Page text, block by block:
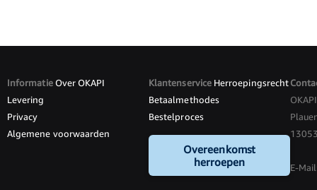
Informatie Over OKAPI
Levering
Privacy
Algemene voorwaarden
Klantenservice Herroepingsrecht
Betaalmethodes
Bestelproces
Overeenkomst
herroepen
E-